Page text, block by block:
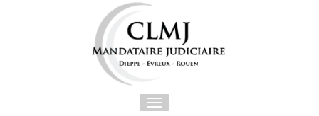
Toggle